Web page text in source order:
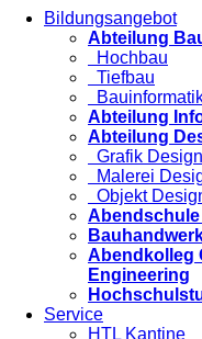
Bildungsangebot
Abteilung
Hochbau
Tiefbau
Abteilung
Abteilung
Grafik Design
Malerei
Objekt
Abendkolleg
Engineering
Service
HTL Kantine